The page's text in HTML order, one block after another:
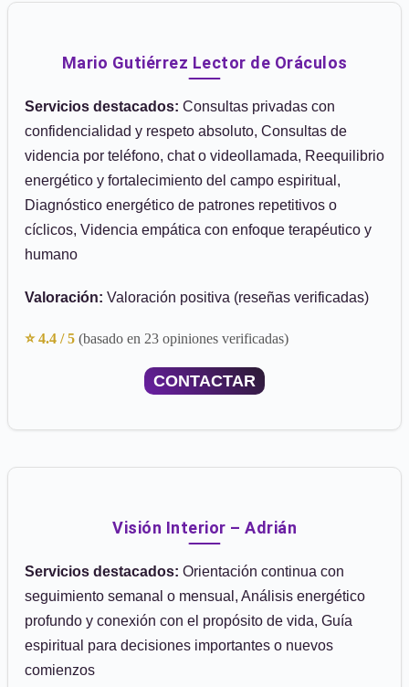
Mario Gutiérrez Lector de Oráculos
Servicios destacados: Consultas privadas con
confidencialidad y respeto absoluto, Consultas de
videncia por teléfono, chat o videollamada, Reequilibrio
energético y fortalecimiento del campo espiritual,
Diagnóstico energético de patrones repetitivos o
cíclicos, Videncia empática con enfoque terapéutico y
humano
Valoración: Valoración positiva (reseñas verificadas)
⭐ 4.4 / 5 (basado en 23 opiniones verificadas)
CONTACTAR
Visión Interior – Adrián
Servicios destacados: Orientación continua con
seguimiento semanal o mensual, Análisis energético
profundo y conexión con el propósito de vida, Guía
espiritual para decisiones importantes o nuevos
comienzos